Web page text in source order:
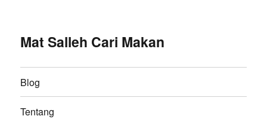
Mat Salleh Cari Makan
Blog
Tentang